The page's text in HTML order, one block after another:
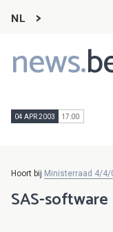
NL
news.
Main
navigation
04 APR 2003 17:00
Hoort bij Ministerraad 4/4/
SAS-software